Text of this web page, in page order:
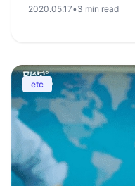
2020.05.17•3 min read
etc